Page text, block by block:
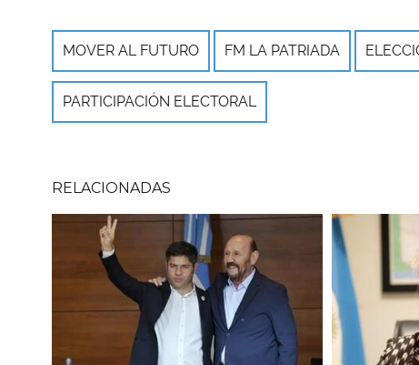
MOVER AL FUTURO FM LA PATRIADA
PARTICIPACIÓN ELECTORAL
RELACIONADAS
Imagen